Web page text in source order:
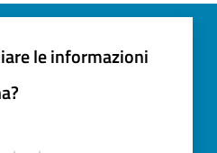
le informazioni